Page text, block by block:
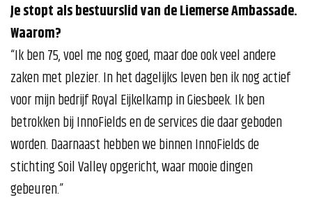
Je stopt als bestuurslid van de Liemerse Ambassade.
Waarom?
“Ik ben 75, voel me nog goed, maar doe ook veel andere
zaken met plezier. In het dagelijks leven ben ik nog actief
voor mijn bedrijf Royal Eijkelkamp in Giesbeek. Ik ben
betrokken bij InnoFields en de services die daar geboden
worden. Daarnaast hebben we binnen InnoFields de
stichting Soil Valley opgericht, waar mooie dingen
gebeuren.”